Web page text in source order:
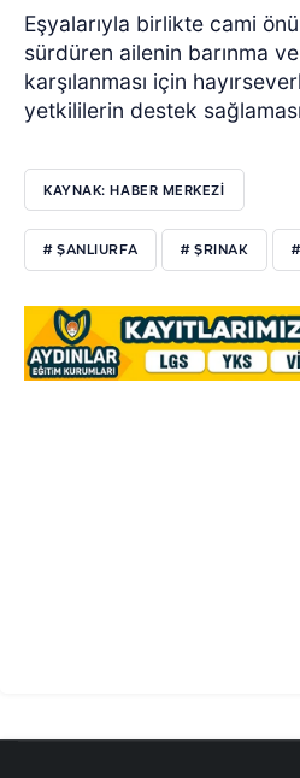
Eşyalarıyla birlikte cami
sürdüren ailenin barınma
karşılanması için
yetkililerin destek
KAYNAK: HABER MERKEZİ
# ŞANLIURFA # ŞRINAK